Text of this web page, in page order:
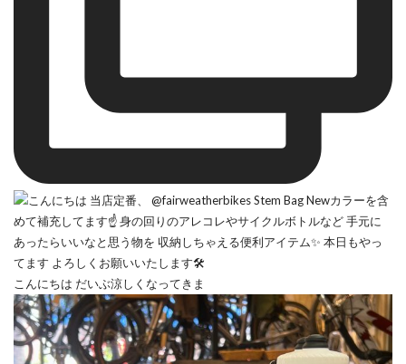
こんにちは だいぶ涼しくなってきま